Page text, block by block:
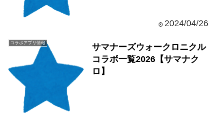
2024/04/26
コラボアプリ情報
サマナーズウォークロニクル
コラボ一覧2026【サマナク
ロ】